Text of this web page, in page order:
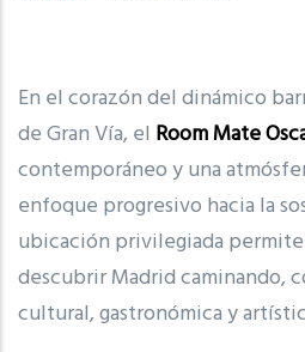
En el corazón del dinámico
de Gran Vía, el Room Mate
contemporáneo y una
enfoque progresivo hacia la
ubicación privilegiada
descubrir Madrid caminando,
cultural, gastronómica y